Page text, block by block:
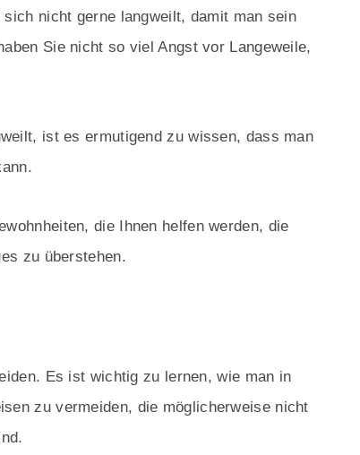
nicht gerne langweilt, damit man sein
Sie nicht so viel Angst vor Langeweile,
ist es ermutigend zu wissen, dass man
die Ihnen helfen werden, die
zu überstehen.
Es ist wichtig zu lernen, wie man in
zu vermeiden, die möglicherweise nicht